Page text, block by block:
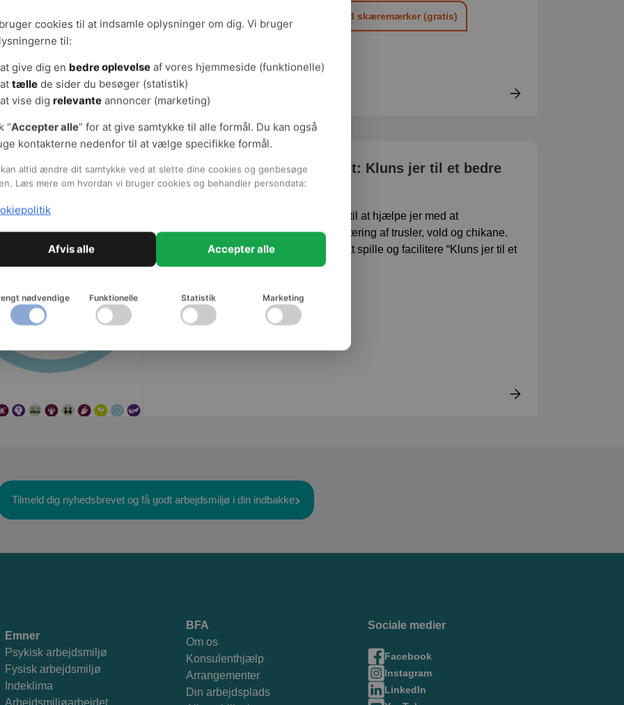
Hent trykklart digitalt materiale med skæremærker (gratis)
Præsentation til Klunsespillet: Kluns jer til et bedre
arbejdsmiljø
Dette præsentations-materiale er lavet til at hjælpe jer med at
gennemføre en fælles øvelse om håndtering af trusler, vold og chikane.
Det indeholder alt det, I skal bruge for at spille og facilitere “Kluns jer til et
bedre arbejdsmiljø” i mindre grupper.
Hent digitalt materiale (gratis)
Tilmeld dig nyhedsbrevet og få godt arbejdsmiljø i din indbakke
Emner
Psykisk arbejdsmiljø
Fysisk arbejdsmiljø
Indeklima
Arbejdsmiljøarbejdet
BFA
Om os
Konsulenthjælp
Arrangementer
Din arbejdsplads
Sociale medier
Facebook
Instagram
LinkedIn
cookies til at indsamle oplysninger om dig. Vi bruger
til:
at give dig en bedre oplevelse af vores hjemmeside (funktionelle)
at tælle de sider du besøger (statistik)
at vise dig relevante annoncer (marketing)
“Accepter alle” for at give samtykke til alle formål. Du kan også
kontakterne nedenfor til at vælge specifikke formål.
kan altid ændre dit samtykke ved at slette dine cookies og genbesøge
Læs mere om hvordan vi bruger cookies og behandler persondata:
Afvis alle Accepter alle
nødvendige Funktionelle Statistik Marketing